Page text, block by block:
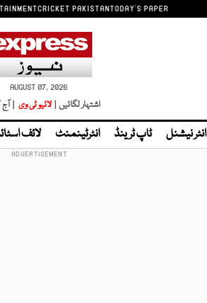
CRICKET PAKISTANTODAY'S PAPER
AUGUST 07, 2026
اشتہار لگائیں | لائیو ٹی وی | آج
انٹر نیشنل ٹاپ ٹرینڈ انٹرٹینمنٹ لائف